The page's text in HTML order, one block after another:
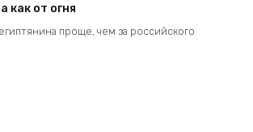
как от огня
проще, чем за российского